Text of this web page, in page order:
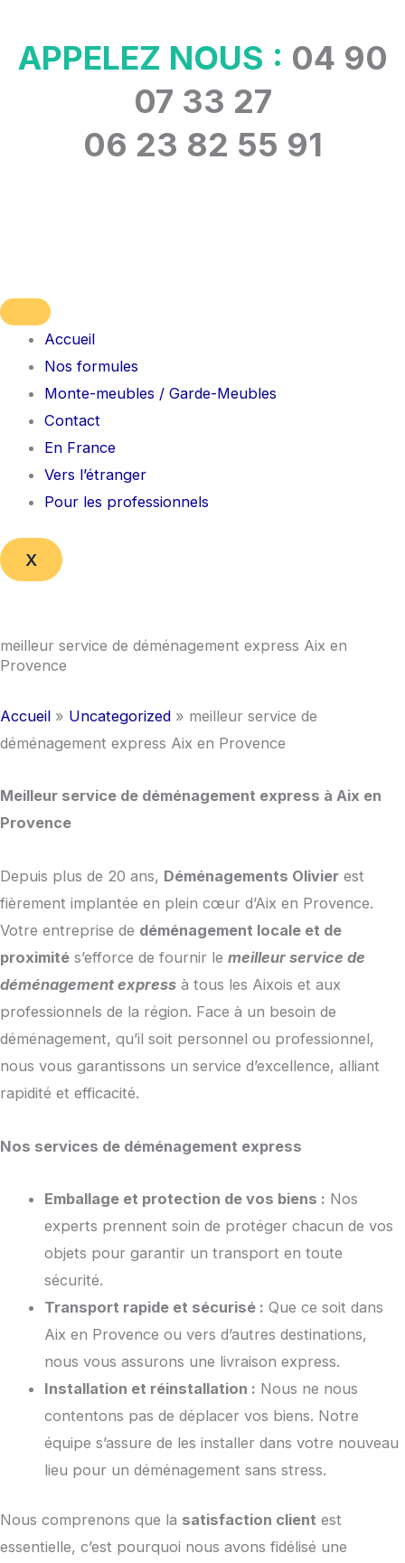
contenu
APPELEZ NOUS : 04 90
07 33 27
06 23 82 55 91
Accueil
Nos formules
Monte-meubles / Garde-Meubles
Contact
En France
Vers l’étranger
Pour les professionnels
X
meilleur service de déménagement express Aix en
Provence
Accueil » Uncategorized » meilleur service de
déménagement express Aix en Provence
Meilleur service de déménagement express à Aix en
Provence
Depuis plus de 20 ans, Déménagements Olivier est
fièrement implantée en plein cœur d’Aix en Provence.
Votre entreprise de déménagement locale et de
proximité s’efforce de fournir le meilleur service de
déménagement express à tous les Aixois et aux
professionnels de la région. Face à un besoin de
déménagement, qu’il soit personnel ou professionnel,
nous vous garantissons un service d’excellence, alliant
rapidité et efficacité.
Nos services de déménagement express
Emballage et protection de vos biens : Nos
experts prennent soin de protéger chacun de vos
objets pour garantir un transport en toute
sécurité.
Transport rapide et sécurisé : Que ce soit dans
Aix en Provence ou vers d’autres destinations,
nous vous assurons une livraison express.
Installation et réinstallation : Nous ne nous
contentons pas de déplacer vos biens. Notre
équipe s’assure de les installer dans votre nouveau
lieu pour un déménagement sans stress.
Nous comprenons que la satisfaction client est
essentielle, c’est pourquoi nous avons fidélisé une